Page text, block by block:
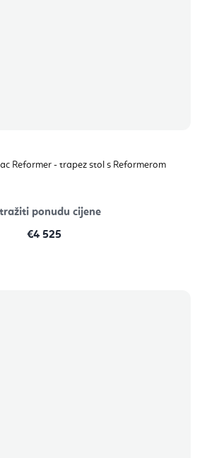
Reformer - trapez stol s Reformerom
ponudu cijene
€4 525